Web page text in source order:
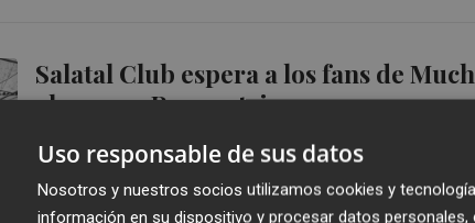
Salatal Club espera a los fans de
alemanes Rammstein
Uso responsable de sus datos
Nosotros y nuestros socios utilizamos cookies y
información en su dispositivo y procesar datos